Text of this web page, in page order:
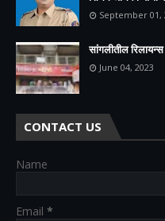
September 01,
सांगलीतील रिलायन्स
June 04, 2023
CONTACT US
Name
Email *